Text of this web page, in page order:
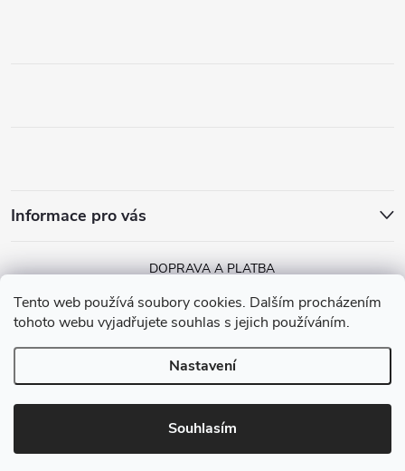
Tento web používá soubory cookies. Dalším procházením
tohoto webu vyjadřujete souhlas s jejich používáním.
Nastavení
Souhlasím
Informace pro vás
DOPRAVA A PLATBA